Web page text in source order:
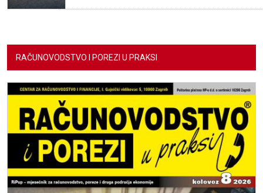
RAČUNOVODSTVO I POREZI U PRAKSI